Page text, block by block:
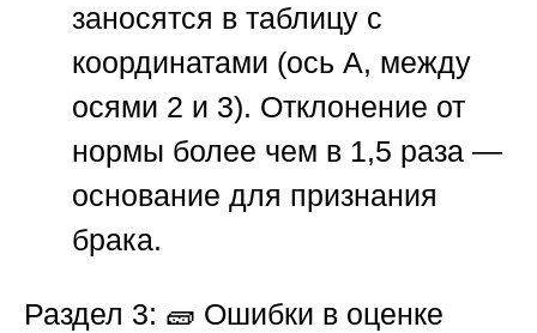
заносятся в таблицу с
координатами (ось А, между
осями 2 и 3). Отклонение от
нормы более чем в 1,5 раза —
основание для признания
брака.
Раздел 3: 🧱 Ошибки в оценке